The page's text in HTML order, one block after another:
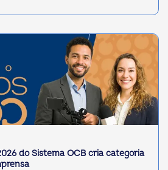
do Sistema OCB cria categoria